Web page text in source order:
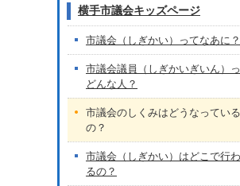
横手市議会キッズページ
市議会（しぎかい）ってなあに？
市議会議員（しぎかいぎいん）
どんな人？
市議会のしくみはどうなっている
の？
市議会（しぎかい）はどこで行
るの？